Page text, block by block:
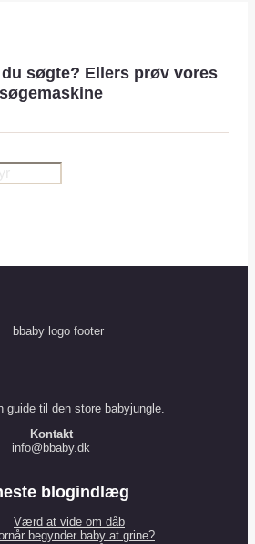
søgte? Ellers prøv vores
søgemaskine
guide til den store babyjungle.
Kontakt
info@bbaby.dk
blogindlæg
Værd at vide om dåb
begynder baby at grine?